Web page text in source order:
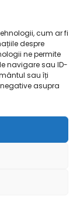
cum ar fi
despre
ne permite
navigare sau ID-
sau îți
asupra